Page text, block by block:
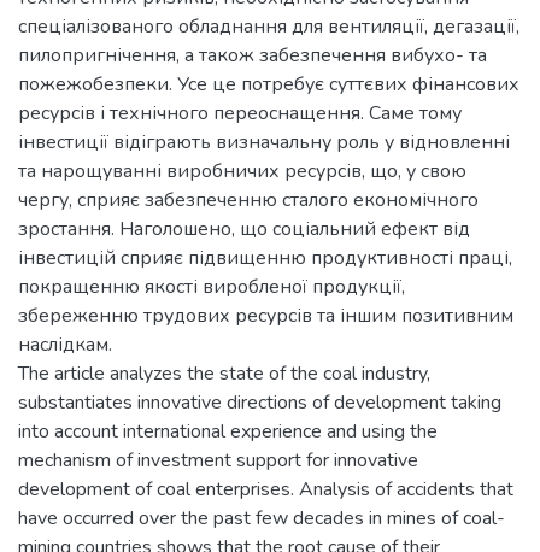
спеціалізованого обладнання для вентиляції, дегазації,
пилопригнічення, а також забезпечення вибухо- та
пожежобезпеки. Усе це потребує суттєвих фінансових
ресурсів і технічного переоснащення. Саме тому
інвестиції відіграють визначальну роль у відновленні
та нарощуванні виробничих ресурсів, що, у свою
чергу, сприяє забезпеченню сталого економічного
зростання. Наголошено, що соціальний ефект від
інвестицій сприяє підвищенню продуктивності праці,
покращенню якості виробленої продукції,
збереженню трудових ресурсів та іншим позитивним
наслідкам.
The article analyzes the state of the coal industry,
substantiates innovative directions of development taking
into account international experience and using the
mechanism of investment support for innovative
development of coal enterprises. Analysis of accidents that
have occurred over the past few decades in mines of coal-